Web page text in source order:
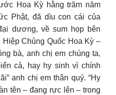
Hoa Kỳ hằng trăm năm
Phật, đã dìu con cái của
dương, về sum họp bên
Chủng Quốc Hoa Kỳ –
bà, anh chị em chúng ta,
cả, hay hy sinh vì chính
anh chị em thân quý. “Hy
tên – đang rực lên – trong